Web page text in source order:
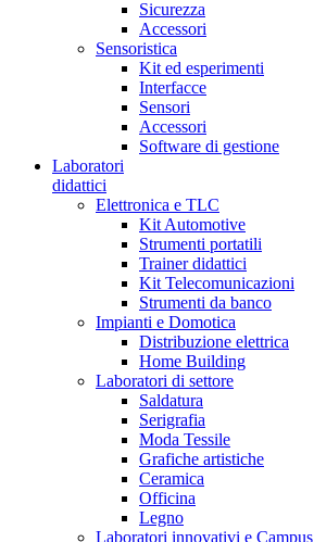
Sicurezza
Accessori
Sensoristica
Kit ed esperimenti
Interfacce
Sensori
Accessori
Software di gestione
Laboratori
didattici
Elettronica e TLC
Kit Automotive
Strumenti portatili
Trainer didattici
Kit Telecomunicazioni
Strumenti da banco
Impianti e Domotica
Distribuzione elettrica
Home Building
Laboratori di settore
Saldatura
Serigrafia
Moda Tessile
Grafiche artistiche
Ceramica
Officina
Legno
Laboratori innovativi e Campus